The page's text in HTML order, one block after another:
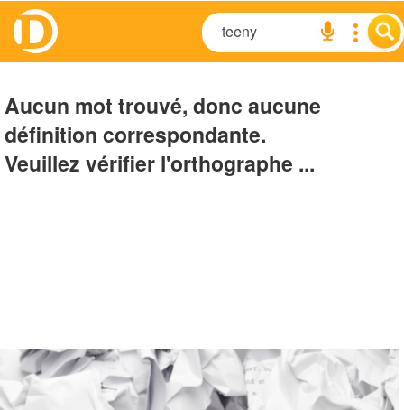
Aucun mot trouvé, donc aucune
définition correspondante.
Veuillez vérifier l'orthographe ...